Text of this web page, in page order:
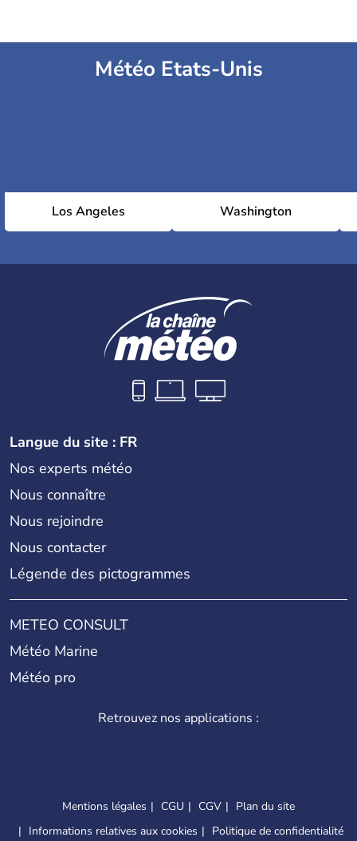
Météo Etats-Unis
Los Angeles Washington
Langue du site : FR
Nos experts météo
Nous connaître
Nous rejoindre
Nous contacter
Légende des pictogrammes
METEO CONSULT
Météo Marine
Météo pro
Retrouvez nos applications :
Mentions légales CGU CGV
Plan du site
Informations relatives aux cookies
Politique de confidentialité